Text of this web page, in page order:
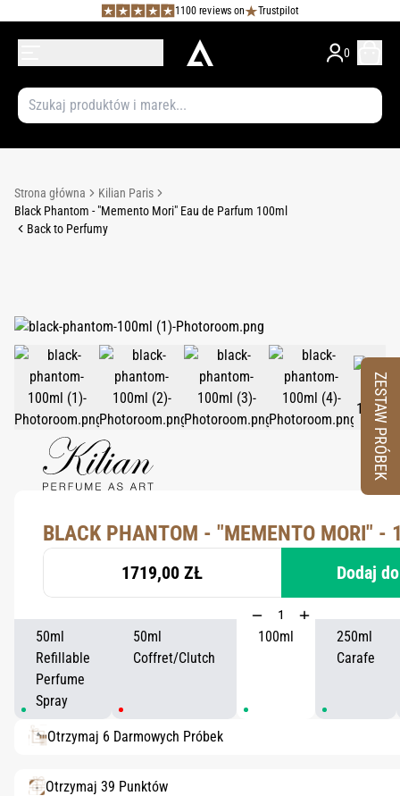
1100 reviews on Trustpilot
0
Strona główna
Kilian Paris
Black Phantom - "Memento Mori" Eau de Parfum 100ml
Back to Perfumy
BLACK PHANTOM - "MEMENTO MORI" -
1719,00 ZŁ Dodaj
50ml
Refillable
Perfume
Spray
50ml
Coffret/Clutch
100ml
250ml
Carafe
Otrzymaj 6 Darmowych Próbek
Otrzymaj 39 Punktów
ZESTAW PRÓBEK